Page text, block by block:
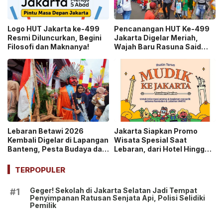
Logo HUT Jakarta ke-499
Resmi Diluncurkan, Begini
Filosofi dan Maknanya!
Pencanangan HUT Ke-499
Jakarta Digelar Meriah,
Wajah Baru Rasuna Said
Lebaran Betawi 2026
Kembali Digelar di Lapangan
Banteng, Pesta Budaya dan
Jakarta!
Jakarta Siapkan Promo
Wisata Spesial Saat
Lebaran, dari Hotel Hingga
TERPOPULER
#1
Geger! Sekolah di Jakarta Selatan Jadi Tempat
Penyimpanan Ratusan Senjata Api, Polisi Selidiki
Pemilik